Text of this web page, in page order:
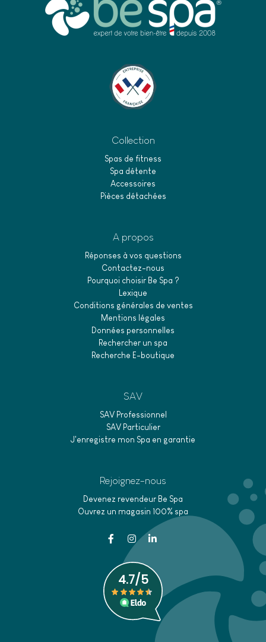
Collection
Spas de fitness
Spa détente
Accessoires
Pièces détachées
A propos
Réponses à vos questions
Contactez-nous
Pourquoi choisir Be Spa ?
Lexique
Conditions générales de ventes
Mentions légales
Données personnelles
Rechercher un spa
Recherche E-boutique
SAV
SAV Professionnel
SAV Particulier
J'enregistre mon Spa en garantie
Rejoignez-nous
Devenez revendeur Be Spa
Ouvrez un magasin 100% spa